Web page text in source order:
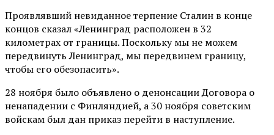
Проявлявший невиданное терпение Сталин в конце
концов сказал «Ленинград расположен в 32
километрах от границы. Поскольку мы не можем
передвинуть Ленинград, мы передвинем границу,
чтобы его обезопасить».
28 ноября было объявлено о денонсации Договора о
ненападении с Финляндией, а 30 ноября советским
войскам был дан приказ перейти в наступление.